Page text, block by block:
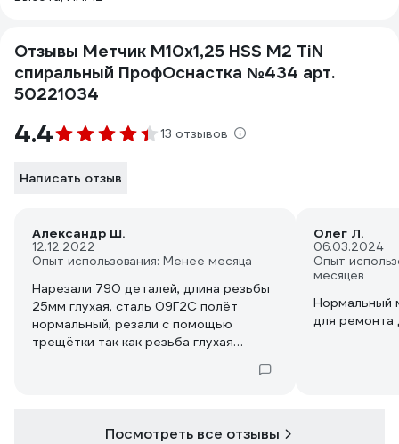
Отзывы Метчик M10x1,25 HSS M2 TiN
спиральный ПрофОснастка №434 арт.
50221034
4.4 13 отзывов
Написать отзыв
Александр Ш.
12.12.2022
Опыт использования: Менее месяца
Нарезали 790 деталей, длина резьбы
25мм глухая, сталь 09Г2С полёт
нормальный, резали с помощью
трещётки так как резьба глухая
смешанный с подсолнечным маслом,
пробка не пролетает. Метчик
Олег Л.
06.03.2024
Опыт
месяцев
Нормальный
для ремонта
Посмотреть все отзывы